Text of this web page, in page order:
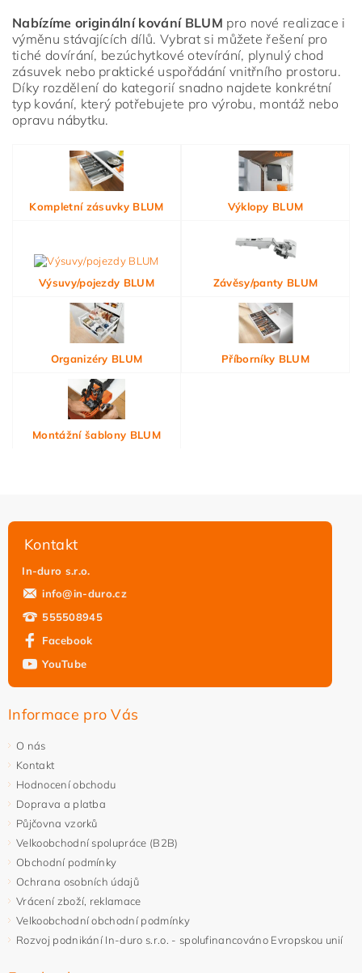
Vložením hodnocení souhlasíte s
osobních údajů
Nabízíme originální kování BLUM pro nové realizace i
výměnu stávajících dílů. Vybrat si můžete řešení pro
tiché dovírání, bezúchytkové otevírání, plynulý chod
zásuvek nebo praktické uspořádání vnitřního prostoru.
Díky rozdělení do kategorií snadno najdete konkrétní
typ kování, který potřebujete pro výrobu, montáž nebo
opravu nábytku.
Kompletní zásuvky BLUM Výklopy BLUM
Výsuvy/pojezdy BLUM Závěsy/panty BLUM
Organizéry BLUM Příborníky BLUM
Montážní šablony BLUM
Kontakt
In-duro s.r.o.
info@in-duro.cz
555508945
Facebook
YouTube
Informace pro Vás
O nás
Kontakt
Hodnocení obchodu
Doprava a platba
Půjčovna vzorků
Velkoobchodní spolupráce (B2B)
Obchodní podmínky
Ochrana osobních údajů
Vrácení zboží, reklamace
Velkoobchodní obchodní podmínky
Rozvoj podnikání In-duro s.r.o. - spolufinancováno Evropskou unií